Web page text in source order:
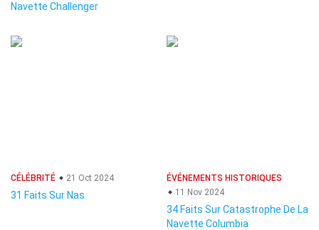
Navette Challenger
CÉLÉBRITÉ 21 Oct 2024
31 Faits Sur Nas
ÉVÉNEMENTS HISTORIQUES
11 Nov 2024
34 Faits Sur Catastrophe De La
Navette Columbia